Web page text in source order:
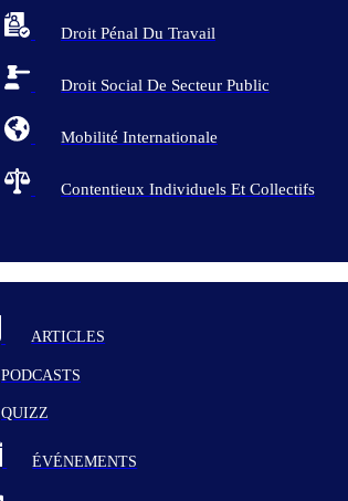
Droit Pénal Du Travail
Droit Social De Secteur Public
Mobilité Internationale
Contentieux Individuels Et Collectifs
ARTICLES
PODCASTS
QUIZZ
ÉVÉNEMENTS